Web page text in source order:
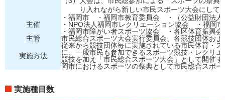
り入れながら新しい市民スポーツ大会にして
主催
・福岡市 ・福岡市教育委員会 ・（公益財団法
・NPO法人福岡市レクリエーション協会 ・福岡
・福岡市障がい者スポーツ協会 ・各区体育振興会
主管
市民総合スポーツ大会実行委員会、各競技団体およ
実施方法
従来から競技団体毎に実施されている市民体育・
に、一般市民も参加できるスポーツ競技・レクリ
競技を加え「市民総合スポーツ大会」として開催
岡市におけるスポーツの祭典として市民総合スポ
実施種目数